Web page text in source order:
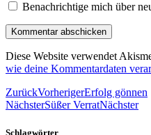
Benachrichtige mich über
Diese Website verwendet
wie deine Kommentardaten
ZurückVorherigerErfolg gönnen
NächsterSüßer VerratNächster
Schlagwörter